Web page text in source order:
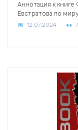
Аннотация к книге
Евстратова по
12.07.2024 7